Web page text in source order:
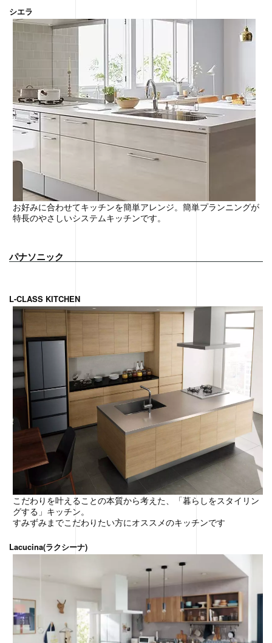
シエラ
お好みに合わせてキッチンを簡単アレンジ。簡単プランニングが
特長のやさしいシステムキッチンです。
パナソニック
L-CLASS KITCHEN
こだわりを叶えることの本質から考えた、「暮らしをスタイリン
グする」キッチン。
すみずみまでこだわりたい方にオススメのキッチンです
Lacucina(ラクシーナ)